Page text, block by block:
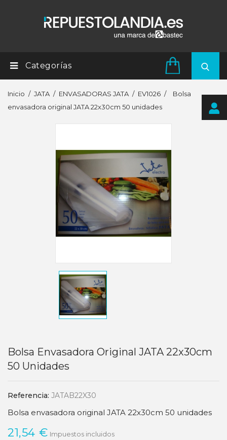
Categorías
Inicio JATA ENVASADORAS JATA EV1026
Bolsa
envasadora original JATA 22x30cm 50 unidades
Bolsa Envasadora Original JATA 22x30cm
50 Unidades
Referencia: JATAB22X30
Bolsa envasadora original JATA 22x30cm 50 unidades
21,54 € Impuestos incluidos